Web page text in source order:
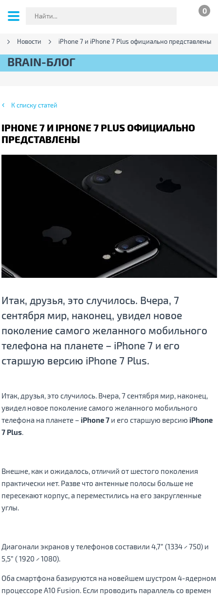
0
Новости iPhone 7 и iPhone 7 Plus официально представлены
BRAIN-БЛОГ
К списку статей
IPHONE 7 И IPHONE 7 PLUS ОФИЦИАЛЬНО
ПРЕДСТАВЛЕНЫ
Итак, друзья, это случилось. Вчера, 7
сентября мир, наконец, увидел новое
поколение самого желанного мобильного
телефона на планете – iPhone 7 и его
старшую версию iPhone 7 Plus.
Итак, друзья, это случилось. Вчера, 7 сентября мир, наконец,
увидел новое поколение самого желанного мобильного
телефона на планете – iPhone 7и его старшую версию iPhone
7 Plus.
Внешне, как и ожидалось, отличий от шестого поколения
практически нет. Разве что антенные полосы больше не
пересекают корпус, а переместились на его закругленные
углы.
Диагонали экранов у телефонов составили 4,7” (1334 × 750) и
5,5” ( 1920 × 1080).
Оба смартфона базируются на новейшем шустром 4-ядерном
процессоре А10 Fusion. Если проводить параллель со времен